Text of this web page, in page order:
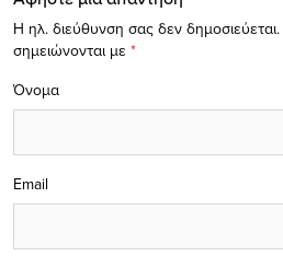
Η ηλ. διεύθυνση σας δεν δημοσιεύεται.
σημειώνονται με *
Όνομα
Email